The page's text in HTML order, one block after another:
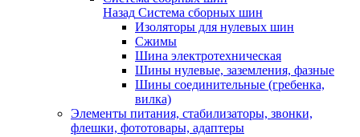
Назад Система сборных шин
Изоляторы для нулевых шин
Сжимы
Шина электротехническая
Шины нулевые, заземления, фазные
Шины соединительные (гребенка,
вилка)
Элементы питания, стабилизаторы, звонки,
флешки, фототовары, адаптеры